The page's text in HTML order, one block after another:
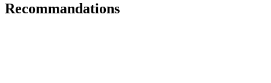
Recommandations